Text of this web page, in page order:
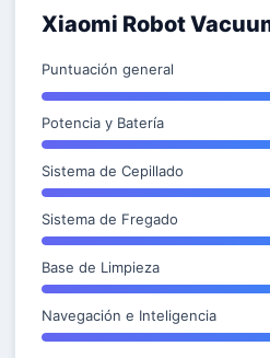
Xiaomi Robot
Puntuación general
Potencia y Batería
Sistema de Cepillado
Sistema de Fregado
Base de Limpieza
Navegación e Inteligencia